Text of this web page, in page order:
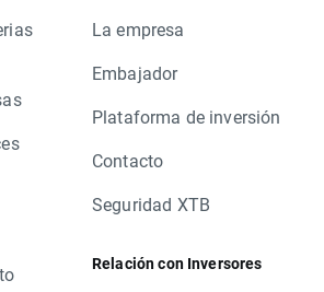
La empresa
Embajador
Plataforma de inversión
Contacto
Seguridad XTB
Relación con Inversores